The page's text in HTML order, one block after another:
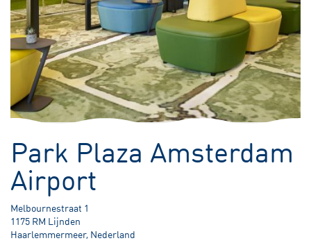
Park Plaza Amsterdam
Airport
Melbournestraat 1
1175 RM Lijnden
Haarlemmermeer, Nederland